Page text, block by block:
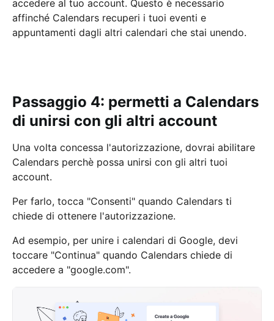
accedere al tuo account. Questo è necessario
affinché Calendars recuperi i tuoi eventi e
appuntamenti dagli altri calendari che stai unendo.
Passaggio 4: permetti a Calendars
di unirsi con gli altri account
Una volta concessa l'autorizzazione, dovrai abilitare
Calendars perchè possa unirsi con gli altri tuoi
account.
Per farlo, tocca "Consenti" quando Calendars ti
chiede di ottenere l'autorizzazione.
Ad esempio, per unire i calendari di Google, devi
toccare "Continua" quando Calendars chiede di
accedere a "google.com".